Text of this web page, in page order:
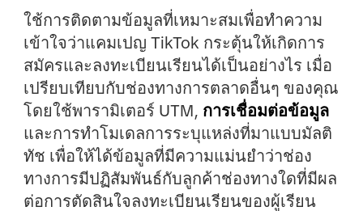
ใช้การติดตามข้อมูลที่เหมาะสมเพื่อทำความ
เข้าใจว่าแคมเปญ TikTok กระตุ้นให้เกิดการ
สมัครและลงทะเบียนเรียนได้เป็นอย่างไร เมื่อ
เปรียบเทียบกับช่องทางการตลาดอื่นๆ ของคุณ
โดยใช้พารามิเตอร์ UTM, การเชื่อมต่อข้อมูล
และการทำโมเดลการระบุแหล่งที่มาแบบมัลติ
ทัช เพื่อให้ได้ข้อมูลที่มีความแม่นยำว่าช่อง
ทางการมีปฏิสัมพันธ์กับลูกค้าช่องทางใดที่มีผล
ต่อการตัดสินใจลงทะเบียนเรียนของผู้เรียน